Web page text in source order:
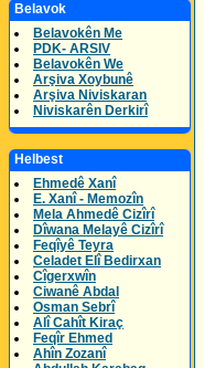
Belavok
Belavokên Me
PDK- ARSIV
Belavokên We
Arşiva Xoybunê
Arşiva Niviskaran
Niviskarên Derkirî
Helbest
Ehmedê Xanî
E. Xanî - Memozîn
Mela Ahmedê Cizîrî
Dîwana Melayê Cizîrî
Feqîyê Teyra
Celadet Elî Bedirxan
Cîgerxwîn
Ciwanê Abdal
Osman Sebrî
Alî Cahît Kiraç
Feqîr Ehmed
Ahîn Zozanî